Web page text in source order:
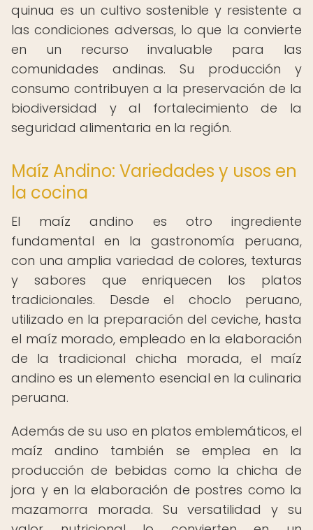
quinua es un cultivo sostenible y resistente a
las condiciones adversas, lo que la convierte
en un recurso invaluable para las
comunidades andinas. Su producción y
consumo contribuyen a la preservación de la
biodiversidad y al fortalecimiento de la
seguridad alimentaria en la región.
Maíz Andino: Variedades y usos en
la cocina
El maíz andino es otro ingrediente
fundamental en la gastronomía peruana,
con una amplia variedad de colores, texturas
y sabores que enriquecen los platos
tradicionales. Desde el choclo peruano,
utilizado en la preparación del ceviche, hasta
el maíz morado, empleado en la elaboración
de la tradicional chicha morada, el maíz
andino es un elemento esencial en la culinaria
peruana.
Además de su uso en platos emblemáticos, el
maíz andino también se emplea en la
producción de bebidas como la chicha de
jora y en la elaboración de postres como la
mazamorra morada. Su versatilidad y su